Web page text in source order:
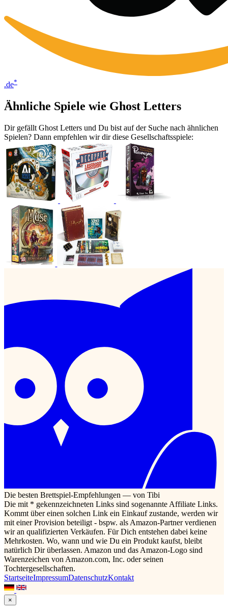
.de*
Ähnliche Spiele wie Ghost Letters
Dir gefällt Ghost Letters und Du bist auf der Suche nach ähnlichen
Spielen? Dann empfehlen wir dir diese Gesellschaftsspiele:
Die besten Brettspiel-Empfehlungen — von Tibi
Die mit * gekennzeichneten Links sind sogenannte Affiliate Links.
Kommt über einen solchen Link ein Einkauf zustande, werden wir
mit einer Provision beteiligt - bspw. als Amazon-Partner verdienen
wir an qualifizierten Verkäufen. Für Dich entstehen dabei keine
Mehrkosten. Wo, wann und wie Du ein Produkt kaufst, bleibt
natürlich Dir überlassen. Amazon und das Amazon-Logo sind
Warenzeichen von Amazon.com, Inc. oder seinen
Tochtergesellschaften.
StartseiteImpressumDatenschutzKontakt
×